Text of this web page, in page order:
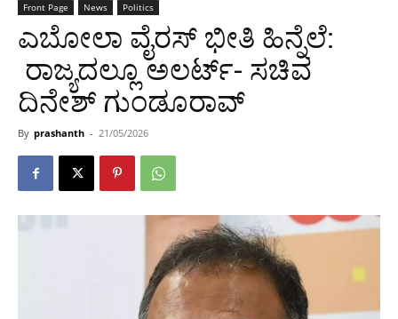
Front Page News Politics
ಎಬೋಲಾ ವೈರಸ್ ಭೀತಿ ಹಿನ್ನೆಲೆ:
ರಾಜ್ಯದಲ್ಲೂ ಅಲರ್ಟ್- ಸಚಿವ
ದಿನೇಶ್ ಗುಂಡೂರಾವ್
By prashanth - 21/05/2026